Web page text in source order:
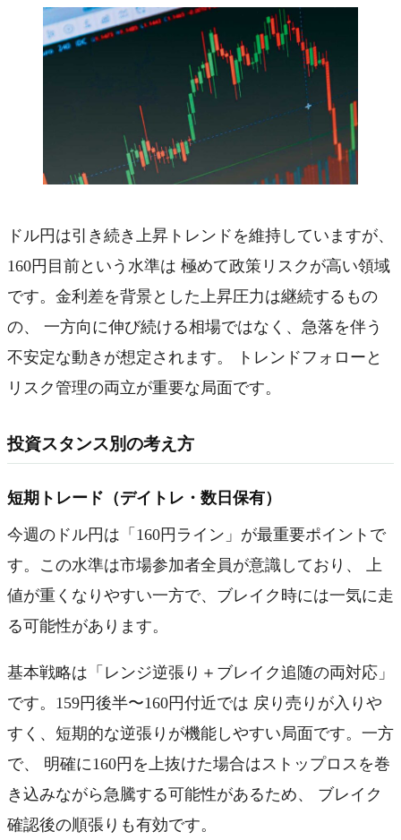
ドル円は引き続き上昇トレンドを維持していますが、
160円目前という水準は 極めて政策リスクが高い領域
です。金利差を背景とした上昇圧力は継続するもの
の、 一方向に伸び続ける相場ではなく、急落を伴う
不安定な動きが想定されます。 トレンドフォローと
リスク管理の両立が重要な局面です。
投資スタンス別の考え方
短期トレード（デイトレ・数日保有）
今週のドル円は「160円ライン」が最重要ポイントで
す。この水準は市場参加者全員が意識しており、 上
値が重くなりやすい一方で、ブレイク時には一気に走
る可能性があります。
基本戦略は「レンジ逆張り＋ブレイク追随の両対応」
です。159円後半〜160円付近では 戻り売りが入りや
すく、短期的な逆張りが機能しやすい局面です。一方
で、 明確に160円を上抜けた場合はストップロスを巻
き込みながら急騰する可能性があるため、 ブレイク
確認後の順張りも有効です。